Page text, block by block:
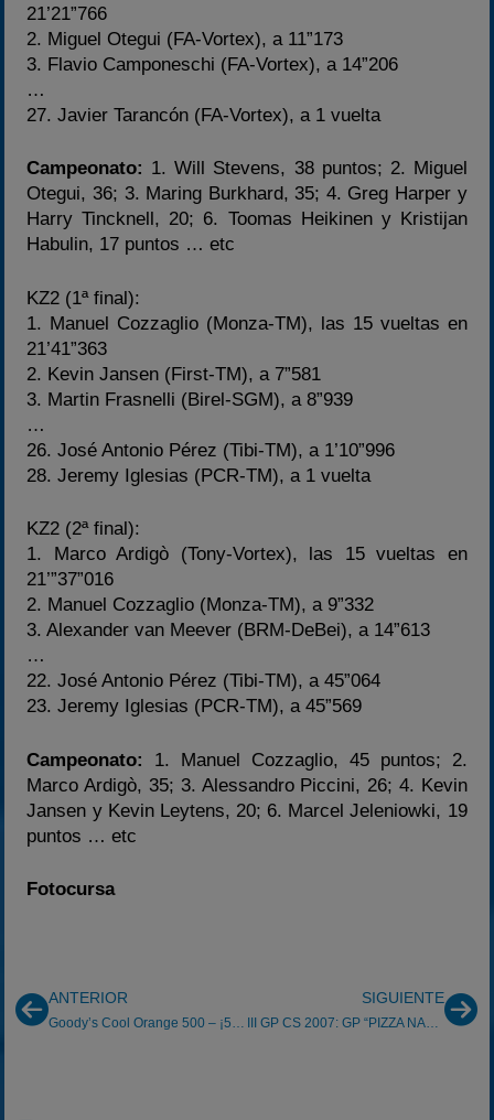
21’21”766
2. Miguel Otegui (FA-Vortex), a 11”173
3. Flavio Camponeschi (FA-Vortex), a 14”206
…
27. Javier Tarancón (FA-Vortex), a 1 vuelta
Campeonato: 1. Will Stevens, 38 puntos; 2. Miguel
Otegui, 36; 3. Maring Burkhard, 35; 4. Greg Harper y
Harry Tincknell, 20; 6. Toomas Heikinen y Kristijan
Habulin, 17 puntos … etc
KZ2 (1ª final):
1. Manuel Cozzaglio (Monza-TM), las 15 vueltas en
21’41”363
2. Kevin Jansen (First-TM), a 7”581
3. Martin Frasnelli (Birel-SGM), a 8”939
…
26. José Antonio Pérez (Tibi-TM), a 1’10”996
28. Jeremy Iglesias (PCR-TM), a 1 vuelta
KZ2 (2ª final):
1. Marco Ardigò (Tony-Vortex), las 15 vueltas en
21’”37”016
2. Manuel Cozzaglio (Monza-TM), a 9”332
3. Alexander van Meever (BRM-DeBei), a 14”613
…
22. José Antonio Pérez (Tibi-TM), a 45”064
23. Jeremy Iglesias (PCR-TM), a 45”569
Campeonato:
1. Manuel Cozzaglio, 45 puntos; 2.
Marco Ardigò, 35; 3. Alessandro Piccini, 26; 4. Kevin
Jansen y Kevin Leytens, 20; 6. Marcel Jeleniowki, 19
puntos … etc
Fotocursa
ANTERIOR SIGUIENTE
III GP CS 2007: GP “PIZZA NAPOLI” del Plà de Sant Tirs